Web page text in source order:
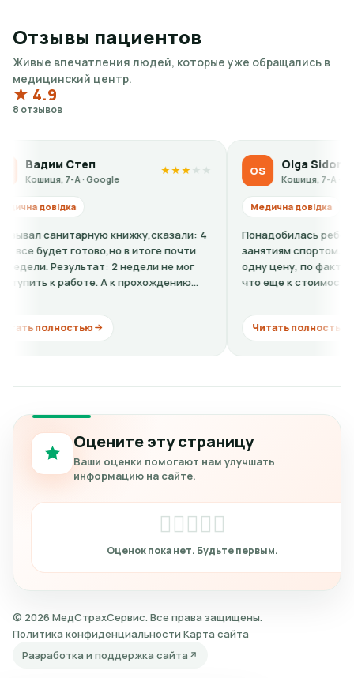
Отзывы пациентов
Живые впечатления людей, которые уже обращались в
медицинский центр.
★ 4.9
8 отзывов
Степ
7-А · Google
книжку,сказали: 4
готово,но в итоге почти
2 недели не мог
работе. А к прохождению
OS Olga Sidorova
Кошиця, 7-А · Google
Медична довідка
Понадобилась ребенку
занятиям спортом. По
одну цену, по факту в клинике
что еще к стоимости нужно
Читать полностью
Оцените эту страницу
Ваши оценки помогают нам улучшать
информацию на сайте.
© 2026 МедСтрахСервис. Все права защищены.
Политика конфиденциальности Карта сайта
Разработка и поддержка сайта